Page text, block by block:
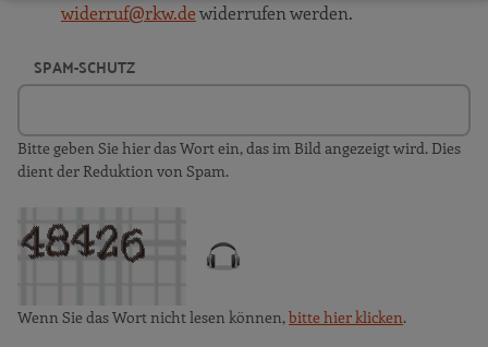
widerruf@rkw.dewiderrufen werden.
SPAM-SCHUTZ
Bitte geben Sie hier das Wort ein, das im Bild angezeigt wird. Dies
dient der Reduktion von Spam.
Wenn Sie das Wort nicht lesen können,bitte hier klicken.